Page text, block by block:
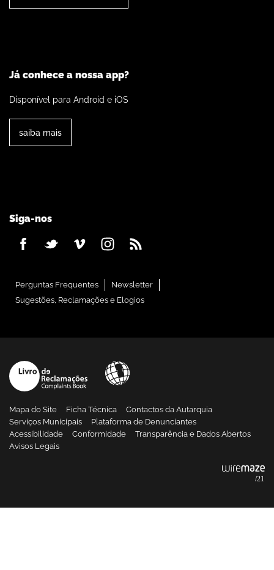
Já conhece a nossa app?
Disponível para Android e iOS
saiba mais
Siga-nos
Perguntas Frequentes
Newsletter
Sugestões, Reclamações e Elogios
Mapa do Site Ficha Técnica
Contactos da Autarquia
Serviços Municipais
Plataforma de Denunciantes
Acessibilidade
Conformidade
Transparência e Dados Abertos
Avisos Legais